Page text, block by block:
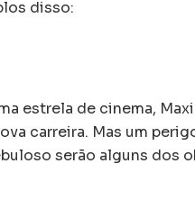
disso:
estrela de cinema,
carreira. Mas um
serão alguns dos